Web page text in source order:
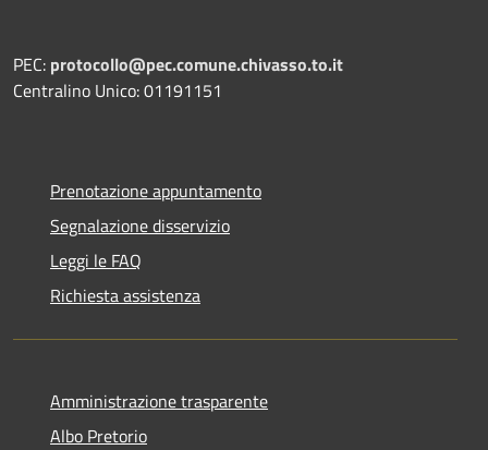
PEC: protocollo@pec.comune.chivasso.to.it
Centralino Unico: 01191151
Prenotazione appuntamento
Segnalazione disservizio
Leggi le FAQ
Richiesta assistenza
Amministrazione trasparente
Albo Pretorio